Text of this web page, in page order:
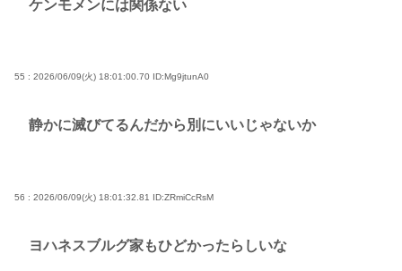
ケンモメンには関係ない
55 : 2026/06/09(火) 18:01:00.70 ID:Mg9jtunA0
静かに滅びてるんだから別にいいじゃないか
56 : 2026/06/09(火) 18:01:32.81 ID:ZRmiCcRsM
ヨハネスブルグ家もひどかったらしいな